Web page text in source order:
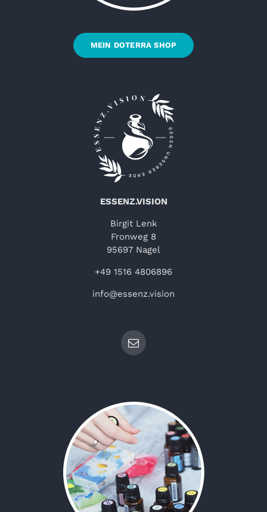
MEIN DOTERRA SHOP
ESSENZ.VISION
Birgit Lenk
Fronweg 8
95697 Nagel
+49 1516 4806896
info@essenz.vision